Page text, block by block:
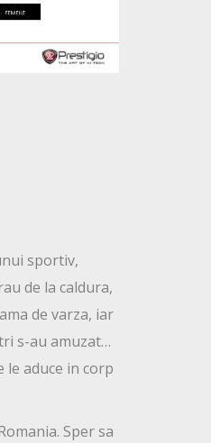
sportiv,
de la caldura,
de varza, iar
s-au amuzat…
le aduce in corp
Sper sa